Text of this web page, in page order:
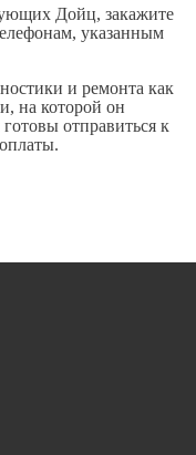
Дойц, закажите
указанным
и ремонта как
на которой он
отправиться к